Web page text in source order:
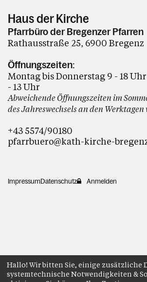
Haus der Kirche
Pfarrbüro der Bregenzer Pfarren
Rathausstraße 25, 6900 Bregenz
Öffnungszeiten:
Montag bis Donnerstag 9 - 18
- 13 Uhr
Abweichende Öffnungszeiten im
des Jahreswechsels an den Werktagen
+43 5574/90180
pfarrbuero@kath-kirche-
ImpressumDatenschutz Anmelden
Hallo! Wir bitten Sie, einige zusätzliche
systemtechnische Notwendigkeiten &